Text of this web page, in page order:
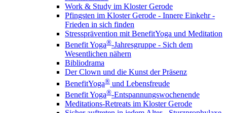
Work & Study im Kloster Gerode
Pfingsten im Kloster Gerode - Innere Einkehr -
Frieden in sich finden
Stressprävention mit BenefitYoga und Meditation
Benefit Yoga®-Jahresgruppe - Sich dem
Wesentlichen nähern
Bibliodrama
Der Clown und die Kunst der Präsenz
BenefitYoga® und Lebensfreude
Benefit Yoga®-Entspannungswochenende
Meditations-Retreats im Kloster Gerode